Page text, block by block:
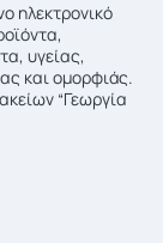
ηλεκτρονικό
υγείας,
και ομορφιάς.
“Γεωργία